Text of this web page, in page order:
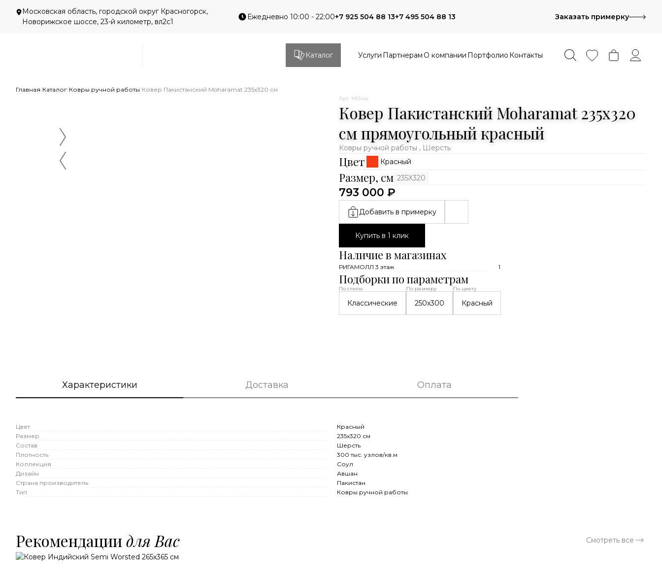
Московская область, городской округ Красногорск,
Новорижское шоссе, 23-й километр, вл2с1
Ежедневно 10:00 - 22:00+7 925 504 88 13+7 495 504 88 13 Заказать примерку
Каталог Услуги Партнерам О компании Портфолио Контакты
Главная/Каталог/Ковры ручной работы/Ковер Пакистанский Moharamat 235x320 см
Арт. 1451нш
Ковер Пакистанский Moharamat 235x320
см прямоугольный красный
Ковры ручной работы , Шерсть
Цвет Красный
Размер, см 235X320
793 000 ₽
Добавить в примерку
Купить в 1 клик
Наличие в магазинах
РИГАМОЛЛ 3 этаж 1
Подборки по параметрам
По стилю
Классические
По размеру
250x300
По цвету
Красный
Характеристики Доставка Оплата
Цвет
Красный
Размер
235x320 см
Состав
Шерсть
Плотность
300 тыс. узлов/кв.м
Коллекция
Соул
Дизайн
Авшан
Страна производитель
Пакистан
Тип
Ковры ручной работы
Рекомендациидля Вас Смотреть все